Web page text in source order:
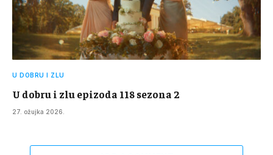
U DOBRU I ZLU
U dobru i zlu epizoda 118 sezona 2
27. ožujka 2026.